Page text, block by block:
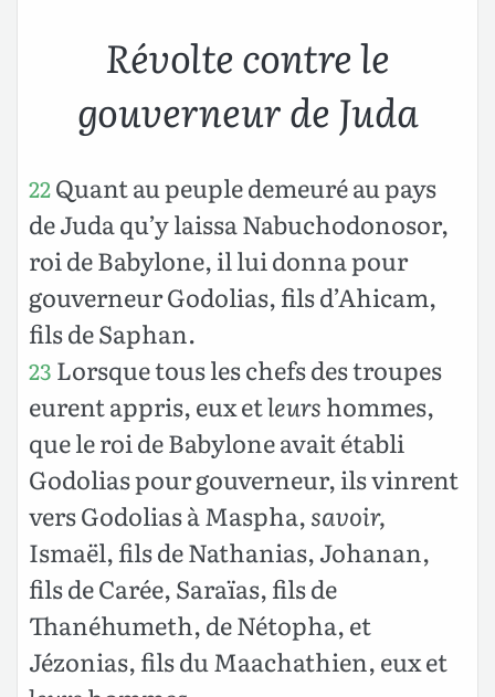
Révolte contre le
gouverneur de Juda
22Quant au peuple demeuré au pays
de Juda qu’y laissa Nabuchodonosor,
roi de Babylone, il lui donna pour
gouverneur Godolias, fils d’Ahicam,
fils de Saphan.
23 Lorsque tous les chefs des troupes
eurent appris, eux etleurshommes,
que le roi de Babylone avait établi
Godolias pour gouverneur, ils vinrent
vers Godolias à Maspha,savoir,
Ismaël, fils de Nathanias, Johanan,
fils de Carée, Saraïas, fils de
Thanéhumeth, de Nétopha, et
Jézonias, fils du Maachathien, eux et